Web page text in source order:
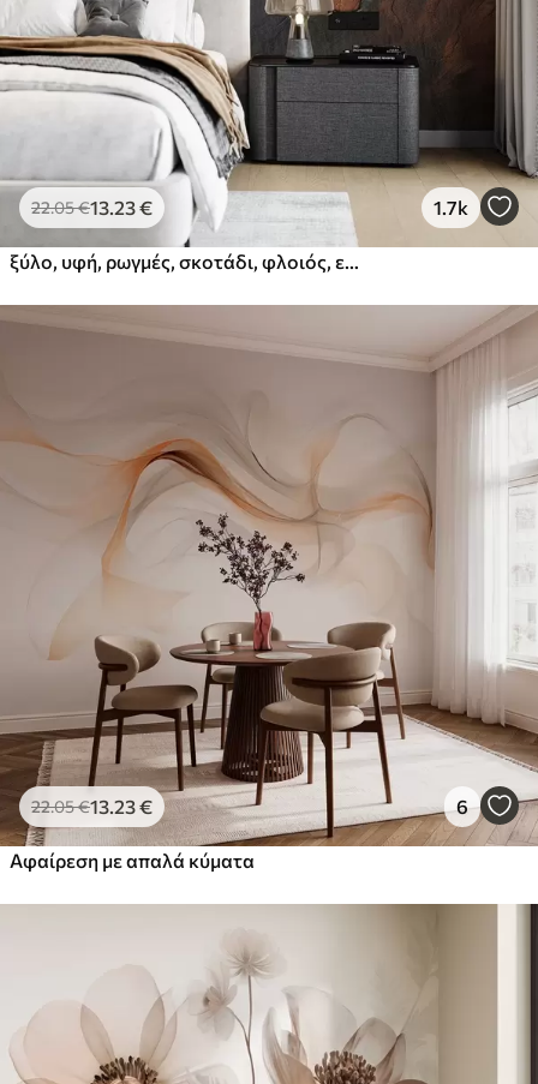
22.05€13 .23€ 1.7k
22.05€13 .23€ 6
Αφαίρεση με απαλά κύματα